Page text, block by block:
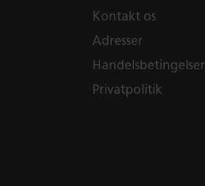
Kontakt os
Adresser
Handelsbetingelser
Privatpolitik